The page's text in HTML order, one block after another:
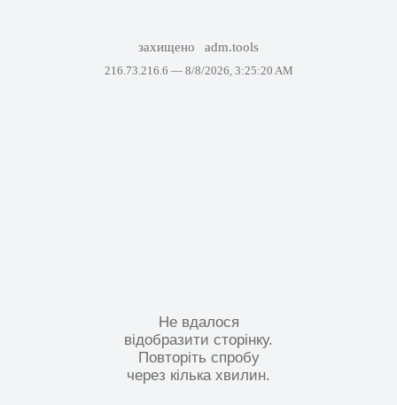
захищено adm.tools
216.73.216.6 — 8/8/2026, 3:25:20 AM
Не вдалося
відобразити сторінку.
Повторіть спробу
через кілька хвилин.